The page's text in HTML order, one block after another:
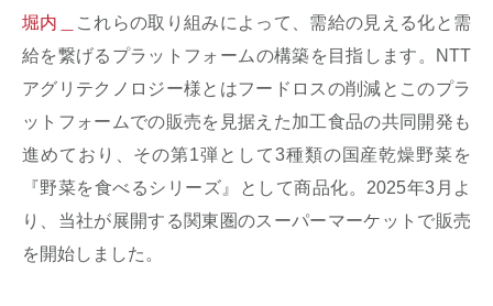
堀内＿
これらの取り組みによって、需給の見える化と需
給を繋げるプラットフォームの構築を目指します。NTT
アグリテクノロジー様とはフードロスの削減とこのプラ
ットフォームでの販売を見据えた加工食品の共同開発も
進めており、その第1弾として3種類の国産乾燥野菜を
『野菜を食べるシリーズ』として商品化。2025年3月よ
り、当社が展開する関東圏のスーパーマーケットで販売
を開始しました。